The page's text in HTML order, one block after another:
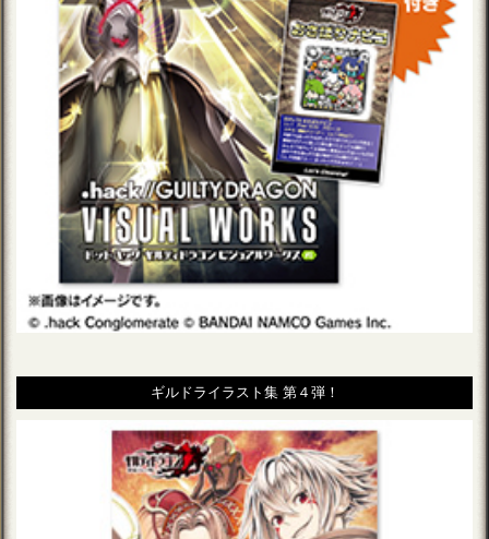
ギルドライラスト集 第４弾！